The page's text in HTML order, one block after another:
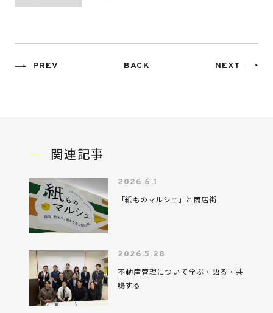
関連記事
2026.6.1
「紙ものマルシェ」と商店街
2026.5.28
不動産管理について学ぶ・語る・共
鳴する
PREV BACK NEXT